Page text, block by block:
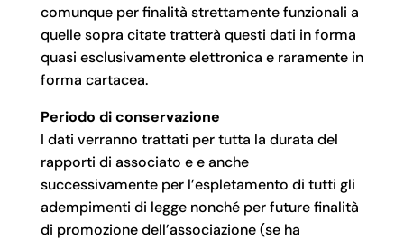
comunque per finalità strettamente funzionali a
quelle sopra citate tratterà questi dati in forma
quasi esclusivamente elettronica e raramente in
forma cartacea.
Periodo di conservazione
I dati verranno trattati per tutta la durata del
rapporti di associato e e anche
successivamente per l’espletamento di tutti gli
adempimenti di legge nonché per future finalità
di promozione dell’associazione (se ha